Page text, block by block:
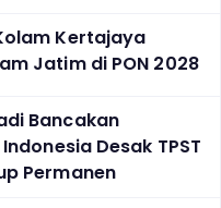
Kertajaya
Jatim di PON 2028
Bancakan
Desak TPST
Permanen